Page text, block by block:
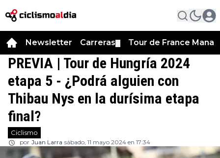
Newsletter Carreras Tour de France
PREVIA | Tour de Hungría 2024
etapa 5 - ¿Podrá alguien con
Thibau Nys en la durísima etapa
final?
Ciclismo
por Juan Larra sábado, 11 mayo 2024 en 17:34